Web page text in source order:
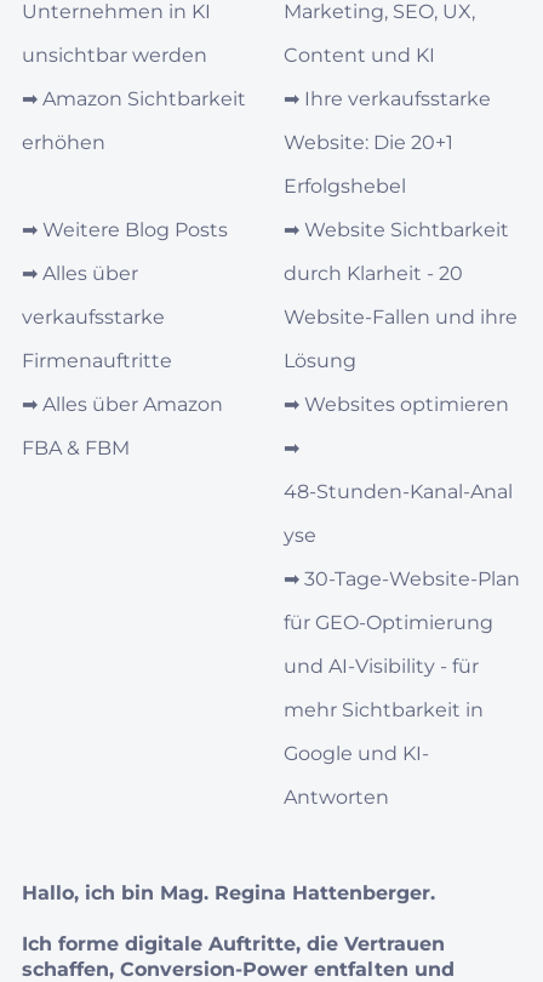
Unternehmen in KI
unsichtbar werden
➡︎ Amazon Sichtbarkeit
erhöhen
➡︎ Weitere Blog Posts
➡︎ Alles über
verkaufsstarke
Firmenauftritte
➡︎ Alles über Amazon
FBA & FBM
Marketing, SEO, UX,
Content und KI
➡︎ Ihre verkaufsstarke
Website: Die 20+1
Erfolgshebel
➡︎ Website Sichtbarkeit
durch Klarheit - 20
Website-Fallen und ihre
Lösung
➡︎ Websites optimieren
➡︎
48‑Stunden‑Kanal‑Anal
yse
➡︎ 30‑Tage‑Website-Plan
für GEO‑Optimierung
und AI‑Visibility - für
mehr Sichtbarkeit in
Google und KI-
Antworten
Hallo, ich bin Mag. Regina Hattenberger.
Ich forme digitale Auftritte, die Vertrauen
schaffen, Conversion‑Power entfalten und